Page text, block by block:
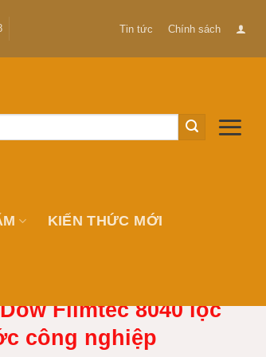
Tin tức Chính sách
KIẾN THỨC MỚI
Filmtec 8040 lọc
công nghiệp